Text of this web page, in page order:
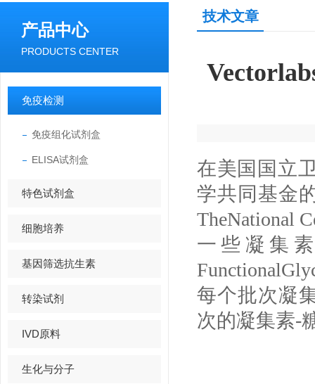
产品中心
PRODUCTS CENTER
免疫检测
免疫组化试剂盒
ELISA试剂盒
特色试剂盒
细胞培养
基因筛选抗生素
转染试剂
IVD原料
生化与分子
技术文章
在美国国立
学共同基金
TheNational
一些凝集
每个批次凝
次的凝集素-